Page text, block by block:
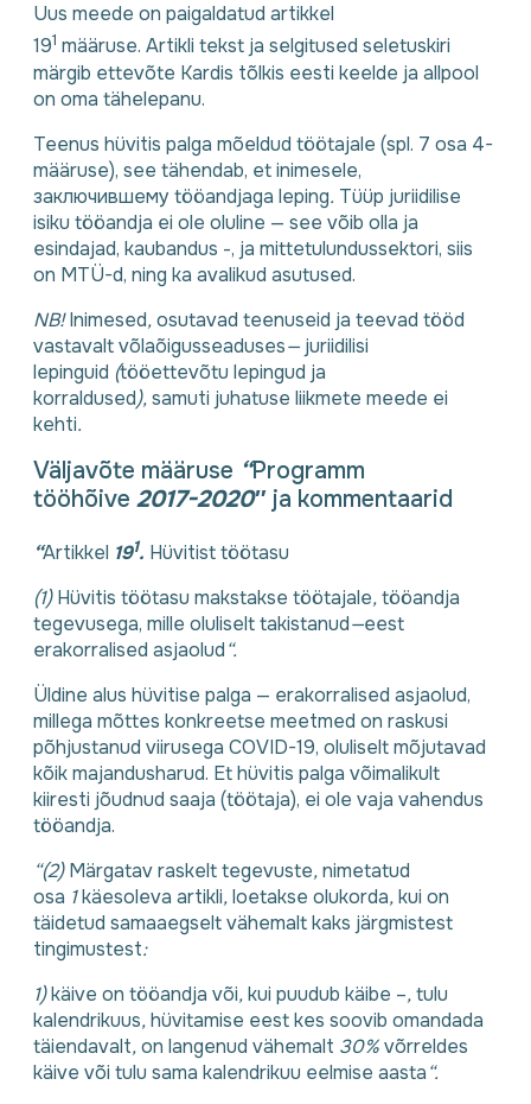
Uus meede on paigaldatud artikkel
191 määruse. Artikli tekst ja selgitused seletuskiri
märgib ettevõte Kardis tõlkis eesti keelde ja allpool
on oma tähelepanu.
Teenus hüvitis palga mõeldud töötajale (spl. 7 osa 4-
määruse), see tähendab, et inimesele,
заключившему tööandjaga leping. Tüüp juriidilise
isiku tööandja ei ole oluline — see võib olla ja
esindajad, kaubandus -, ja mittetulundussektori, siis
on MTÜ-d, ning ka avalikud asutused.
NB!Inimesed,osutavad teenuseid ja teevad tööd
vastavalt võlaõigusseaduses— juriidilisi
lepinguid (tööettevõtu lepingud ja
korraldused),samuti juhatuse liikmete meede ei
kehti.
Väljavõte määruse “Programm
tööhõive 2017-2020″ ja kommentaarid
“Artikkel 191. Hüvitist töötasu
(1)Hüvitis töötasu makstakse töötajale,tööandja
tegevusega, mille oluliselt takistanud—eest
erakorralised asjaolud“.
Üldine alus hüvitise palga — erakorralised asjaolud,
millega mõttes konkreetse meetmed on raskusi
põhjustanud viirusega COVID-19, oluliselt mõjutavad
kõik majandusharud. Et hüvitis palga võimalikult
kiiresti jõudnud saaja (töötaja), ei ole vaja vahendus
tööandja.
“(2)Märgatav raskelt tegevuste,nimetatud
osa 1käesoleva artikli,loetakse olukorda,kui on
täidetud samaaegselt vähemalt kaks järgmistest
tingimustest:
1)käive on tööandja või,kui puudub käibe –,tulu
kalendrikuus,hüvitamise eest kes soovib omandada
täiendavalt,on langenud vähemalt 30%võrreldes
käive või tulu sama kalendrikuu eelmise aasta“.